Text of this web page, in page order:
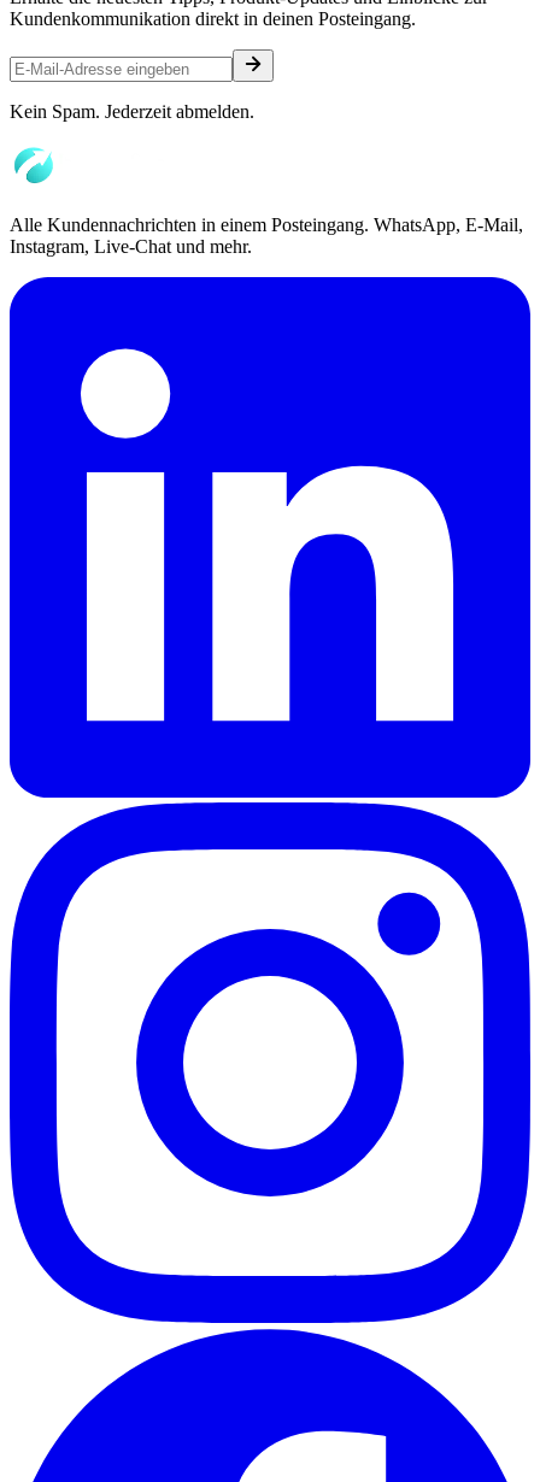
Kundenkommunikation direkt in deinen Posteingang.
Kein Spam. Jederzeit abmelden.
Alle Kundennachrichten in einem Posteingang. WhatsApp, E-Mail,
Instagram, Live-Chat und mehr.